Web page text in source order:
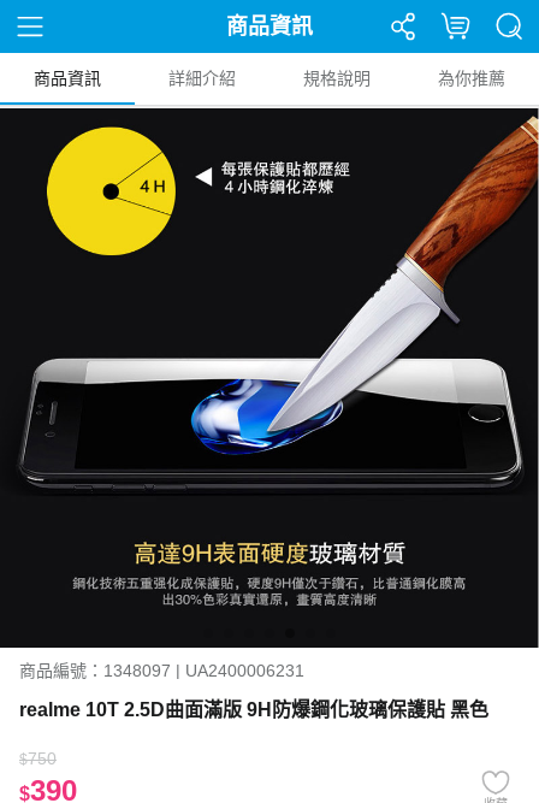
商品資訊
商品資訊 詳細介紹 規格說明 為你推薦
商品編號：1348097 | UA2400006231
realme 10T 2.5D曲面滿版 9H防爆鋼化玻璃保護貼 黑色
$750
$390